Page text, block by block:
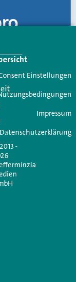
Alles, was
nur einem
-
Einstellungen
Impressum
Datenschutzerklärung